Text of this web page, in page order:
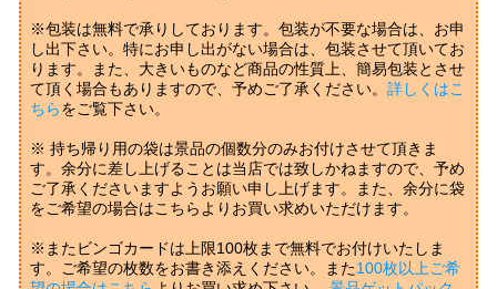
※包装は無料で承りしております。包装が不要な場合は、お申
し出下さい。特にお申し出がない場合は、包装させて頂いてお
ります。また、大きいものなど商品の性質上、簡易包装とさせ
て頂く場合もありますので、予めご了承ください。詳しくはこ
ちらをご覧下さい。
※ 持ち帰り用の袋は景品の個数分のみお付けさせて頂きま
す。余分に差し上げることは当店では致しかねますので、予め
ご了承くださいますようお願い申し上げます。また、余分に袋
をご希望の場合はこちらよりお買い求めいただけます。
※またビンゴカードは上限100枚まで無料でお付けいたしま
す。ご希望の枚数をお書き添えください。また100枚以上ご希